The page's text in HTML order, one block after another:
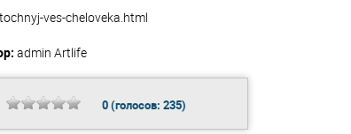
ves-cheloveka.html
admin Artlife
0(голосов: 235)